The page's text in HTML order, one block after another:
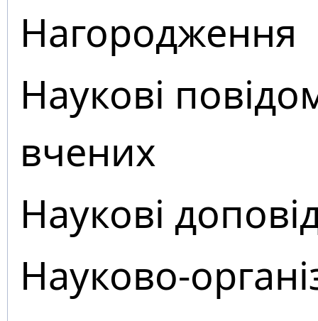
Нагородження
Наукові
вчених
Наукові
Науково-